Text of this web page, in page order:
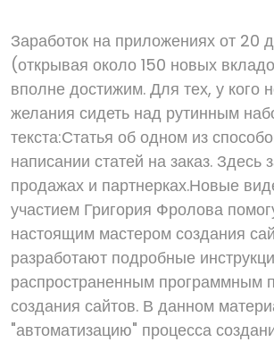
Заработок на приложениях от 20
(открывая около 150 новых
вполне достижим. Для тех, у кого
желания сидеть над рутинным
текста:Статья об одном из
написании статей на заказ. Здесь
продажах и партнерках.Новые
участием Григория Фролова
настоящим мастером создания
разработают подробные
распространенным программным
создания сайтов. В данном
"автоматизацию" процесса